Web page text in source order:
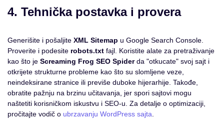
4. Tehnička postavka i provera
Generišite i pošaljite XML Sitemap u Google Search Console.
Proverite i podesite robots.txt fajl. Koristite alate za pretraživanje
kao što je Screaming Frog SEO Spiderda "otkucate" svoj sajt i
otkrijete strukturne probleme kao što su slomljene veze,
neindeksirane stranice ili previše duboke hijerarhije. Takođe,
obratite pažnju na brzinu učitavanja, jer spori sajtovi mogu
naštetiti korisničkom iskustvu i SEO-u. Za detalje o optimizaciji,
pročitajte vodič o ubrzavanju WordPress sajta